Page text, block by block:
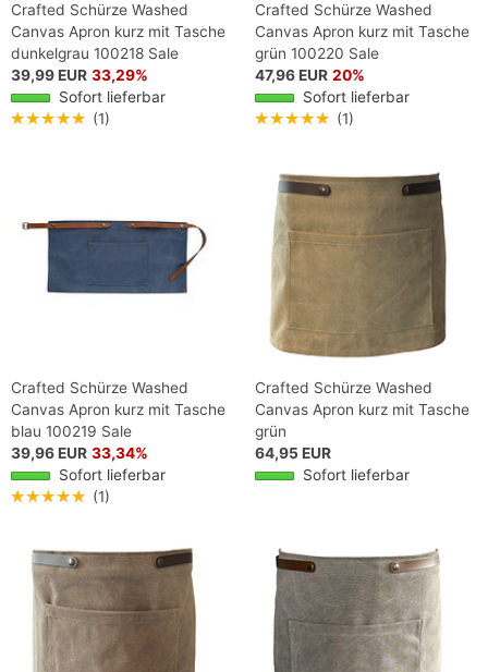
Crafted Schürze Washed
Canvas Apron kurz mit Tasche
dunkelgrau 100218 Sale
39,99 EUR 33,29%
Sofort lieferbar
★★★★★ (1)
Crafted Schürze Washed
Canvas Apron kurz mit Tasche
grün 100220 Sale
47,96 EUR 20%
Sofort lieferbar
★★★★★ (1)
Crafted Schürze Washed
Canvas Apron kurz mit Tasche
blau 100219 Sale
39,96 EUR 33,34%
Sofort lieferbar
★★★★★ (1)
Crafted Schürze Washed
Canvas Apron kurz mit Tasche
grün
64,95 EUR
Sofort lieferbar